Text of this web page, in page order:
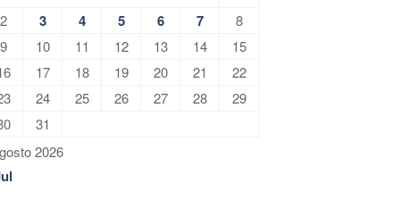
2026
2 3 4 5 6 7
8
9
10 11 12 13 14
15
17 18 19 20 21
22
24 25 26 27 28
29
31